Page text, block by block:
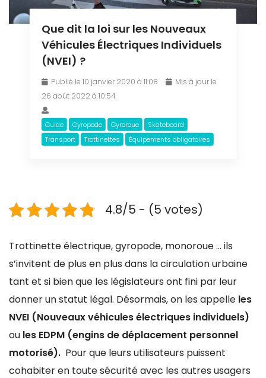
Que dit la loi sur les Nouveaux
Véhicules Électriques Individuels
(NVEI) ?
Publié le 10 janvier 2020 à 11:08
Mis à jour le
26 août 2022 à 10:54
Guide Gyropode Gyroroue
Skateboard
Transport
Trottinettes Équipements obligatoires
4.8/5 - (5 votes)
Trottinette électrique, gyropode, monoroue … ils
s’invitent de plus en plus dans la circulation urbaine
tant et si bien que les législateurs ont fini par leur
donner un statut légal. Désormais, on les appelle les
NVEI (Nouveaux véhicules électriques individuels)
ou les EDPM (engins de déplacement personnel
motorisé). Pour que leurs utilisateurs puissent
cohabiter en toute sécurité avec les autres usagers